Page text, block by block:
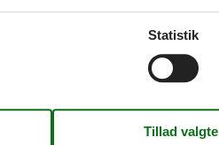
ebeltoft
af luksus poolhuse Statistik